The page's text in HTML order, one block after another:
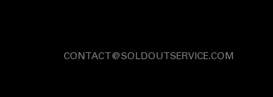
CONTACT@SOLDOUTSERVICE.COM